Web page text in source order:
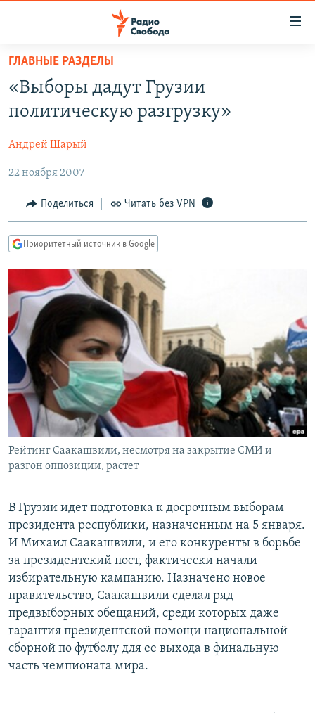
упрощенного
доступа
основному
Вернутся
главной
навигации
Вернутся
ПРОГРАММЫ
ПОДКАСТЫ
АВТОРСКИЕ ПРОЕКТЫ
ЦИТАТЫ СВОБОДЫ
МНЕНИЯ
КУЛЬТУРА
IDEL.РЕАЛИИ
КАВКАЗ.РЕАЛИИ
СЕВЕР.РЕАЛИИ
СИБИРЬ.РЕАЛИИ
РАСПИСАНИЕ ВЕЩАНИЯ
ПОДПИШИТЕСЬ НА РАССЫЛКУ
СОЦИАЛЬНЫЕ СЕТИ
ГЛАВНЫЕ РАЗДЕЛЫ
«Выборы дадут Грузии
политическую разгрузку»
Андрей Шарый
22 ноября 2007
Поделиться Читать без VPN
Приоритетный источник в Google
Рейтинг Саакашвили, несмотря на закрытие СМИ и
разгон оппозиции, растет
В Грузии идет подготовка к досрочным выборам
президента республики, назначенным на 5 января.
И Михаил Саакашвили, и его конкуренты в борьбе
за президентский пост, фактически начали
избирательную кампанию. Назначено новое
правительство, Саакашвили сделал ряд
предвыборных обещаний, среди которых даже
гарантия президентской помощи национальной
сборной по футболу для ее выхода в финальную
часть чемпионата мира.